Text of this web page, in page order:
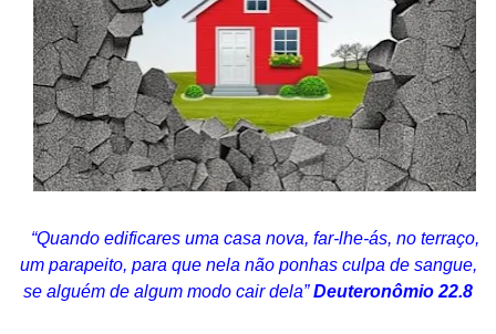
“Quando edificares uma casa nova, far-lhe-ás, no terraço,
um parapeito, para que nela não ponhas culpa de sangue,
se alguém de algum modo cair dela”Deuteronômio 22.8